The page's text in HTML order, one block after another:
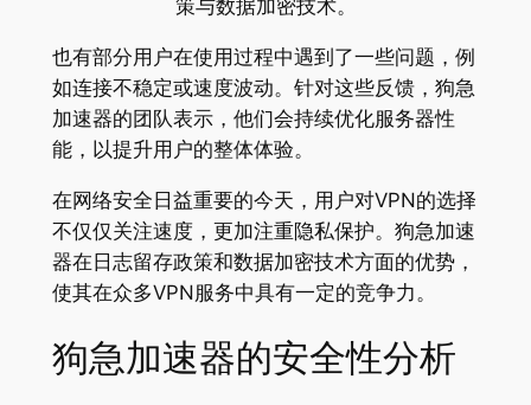
也有部分用户在使用过程中遇到了一些问题，例
如连接不稳定或速度波动。针对这些反馈，狗急
加速器的团队表示，他们会持续优化服务器性
能，以提升用户的整体体验。
在网络安全日益重要的今天，用户对VPN的选择
不仅仅关注速度，更加注重隐私保护。狗急加速
器在日志留存政策和数据加密技术方面的优势，
使其在众多VPN服务中具有一定的竞争力。
狗急加速器的安全性分析